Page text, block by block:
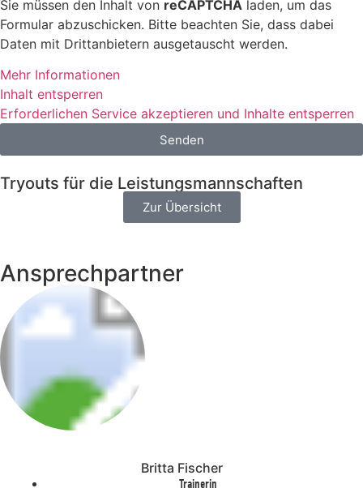
Sie müssen den Inhalt von reCAPTCHA laden, um das
Formular abzuschicken. Bitte beachten Sie, dass dabei
Daten mit Drittanbietern ausgetauscht werden.
Mehr Informationen
Inhalt entsperren
Erforderlichen Service akzeptieren und Inhalte entsperren
Senden
Tryouts für die Leistungsmannschaften
Zur Übersicht
Ansprechpartner
Britta Fischer
Trainerin